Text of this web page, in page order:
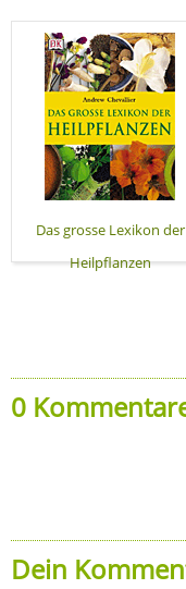
Das grosse Lexikon der
Heilpflanzen
0
Dein